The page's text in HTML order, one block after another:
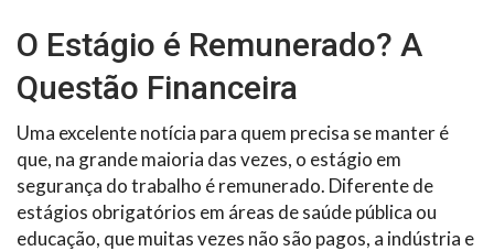
O Estágio é Remunerado? A
Questão Financeira
Uma excelente notícia para quem precisa se manter é
que, na grande maioria das vezes, o estágio em
segurança do trabalho é remunerado. Diferente de
estágios obrigatórios em áreas de saúde pública ou
educação, que muitas vezes não são pagos, a indústria e